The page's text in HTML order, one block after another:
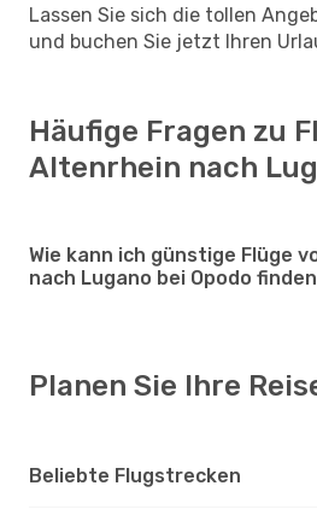
Lassen Sie sich die tollen
und buchen Sie jetzt Ihren
Häufige Fragen zu
Altenrhein nach
Wie kann ich günstige Flüge
nach Lugano bei Opodo
Planen Sie Ihre
Beliebte Flugstrecken